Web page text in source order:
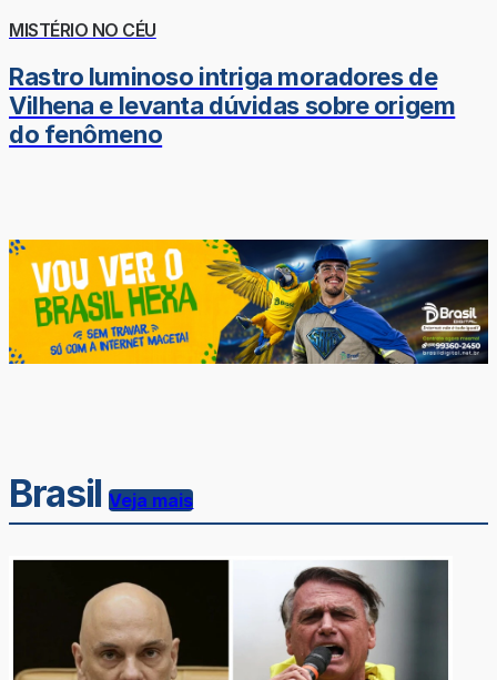
MISTÉRIO NO CÉU
Rastro luminoso intriga moradores de
Vilhena e levanta dúvidas sobre origem
do fenômeno
BrasilVeja mais